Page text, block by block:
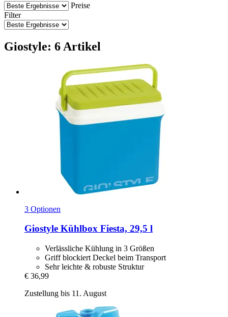
Preise
Filter
Giostyle: 6 Artikel
3 Optionen
Giostyle Kühlbox Fiesta, 29,5 l
Verlässliche Kühlung in 3 Größen
Griff blockiert Deckel beim Transport
Sehr leichte & robuste Struktur
€ 36,99
Zustellung bis 11. August